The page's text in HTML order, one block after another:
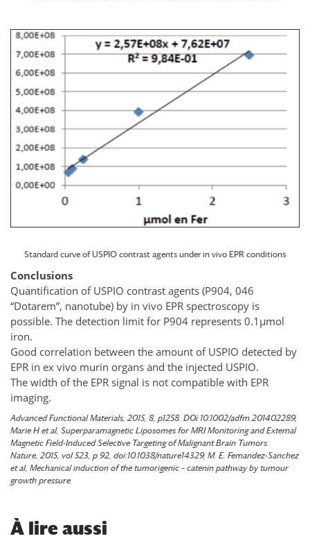
Standard curve of USPIO contrast agents under in vivo EPR conditions
Conclusions
Quantification of USPIO contrast agents (P904, 046
“Dotarem”, nanotube) by in vivo EPR spectroscopy is
possible. The detection limit for P904 represents 0.1µmol
iron.
Good correlation between the amount of USPIO detected by
EPR in ex vivo murin organs and the injected USPIO.
The width of the EPR signal is not compatible with EPR
imaging.
Advanced Functional Materials, 2015, 8, p1258. DOi 10.1002/adfm.201402289,
Marie H et al, Superparamagnetic Liposomes for MRI Monitoring and Extemal
Magnetic Field-Induced Selective Targeting of Malignant Brain Tumors.
Nature, 2015, vol 523, p 92, doi:10.1038/nature14329, M. E. Femandez-Sanchez
et al, Mechanical induction of the tumorigenic – catenin pathway by tumour
growth pressure
À lire aussi